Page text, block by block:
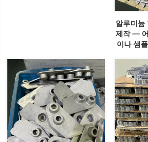
알루미늄
제작 —
이나 샘